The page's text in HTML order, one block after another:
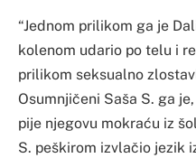
“Jednom prilikom ga je
kolenom udario po telu i
prilikom seksualno
Osumnjičeni Saša S. ga
pije njegovu mokraću iz
S. peškirom izvlačio jezik